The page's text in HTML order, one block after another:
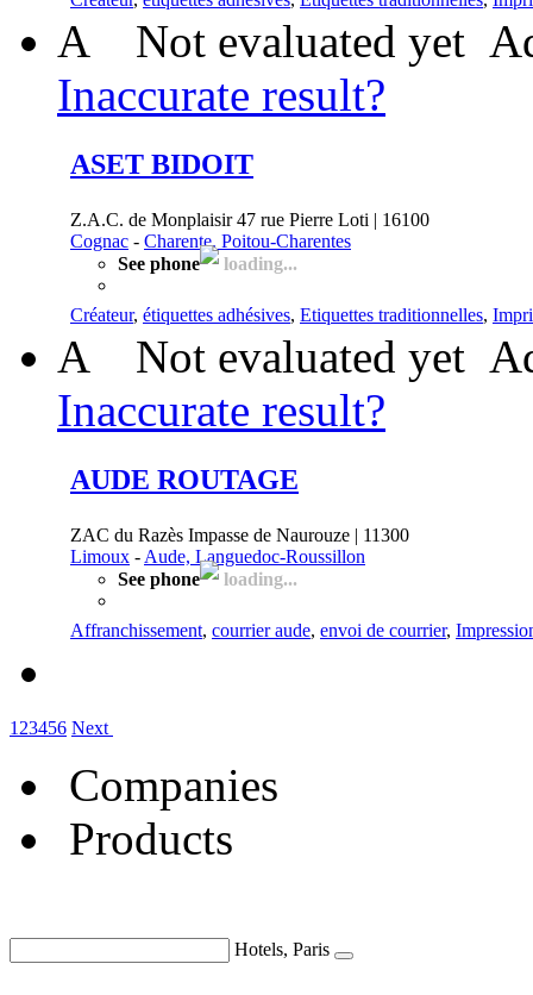
A Not evaluated yet
Inaccurate result?
ASET BIDOIT
Z.A.C. de Monplaisir 47 rue Pierre Loti | 16100
Cognac - Charente, Poitou-Charentes
See phone
loading...
Créateur, étiquettes adhésives, Etiquettes traditionnelles,
A Not evaluated yet
Inaccurate result?
AUDE ROUTAGE
ZAC du Razès Impasse de Naurouze | 11300
Limoux - Aude, Languedoc-Roussillon
See phone
loading...
Affranchissement, courrier aude, envoi de courrier,
1 23456 Next
Companies
Products
Hotels, Paris